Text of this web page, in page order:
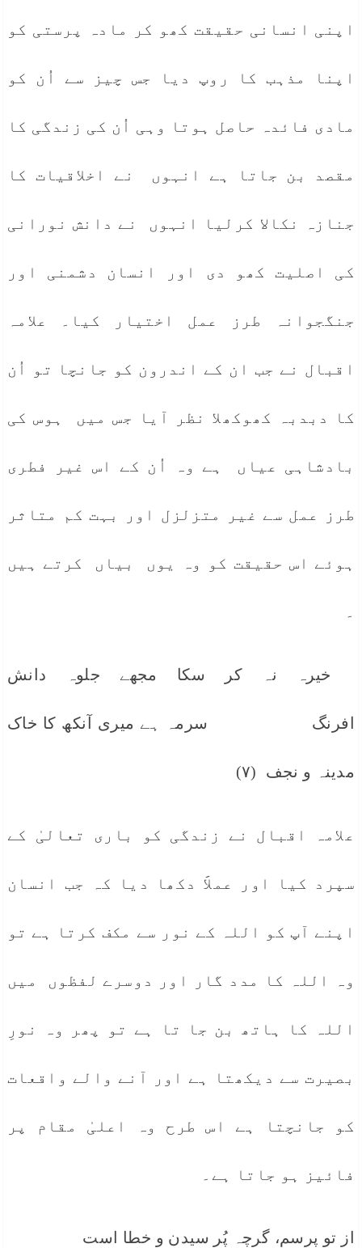
اپنی انسانی حقیقت کھو کر مادہ پرستی کو
اپنا مذہب کا روپ دیا جس چیز سے اُن کو
مادی فائدہ حاصل ہوتا وہی اُن کی زندگی کا
مقصد بن جاتا ہے انہوں نے اخلاقیات کا
جنازہ نکالا کرلیا انہوں نے دانش نورانی
کی اصلیت کھو دی اور انسان دشمنی اور
جنگجوانہ طرز عمل اختیار کیا۔ علامہ
اقبال نے جب ان کے اندرون کو جانچا تو اُن
کا دبدبہ کھوکھلا نظر آیا جس میں ہوس کی
بادشاہی عیاں ہے وہ اُن کے اس غیر فطری
طرز عمل سے غیر متزلزل اور بہت کم متاثر
ہوئے اس حقیقت کو وہ یوں بیاں کرتے ہیں
۔
خیرہ نہ کر سکا مجھے جلوہ دانش
افرنگ سرمہ ہے میری آنکھ کا خاک
مدینہ و نجف (٧)
علامہ اقبال نے زندگی کو باری تعالیٰ کے
سپرد کیا اور عملاََ دکھا دیا کہ جب انسان
اپنے آپ کو اللہ کے نور سے مکف کرتا ہے تو
وہ اللہ کا مدد گار اور دوسرے لفظوں میں
اللہ کا ہاتھ بن جا تا ہے تو پھر وہ نورِ
بصیرت سے دیکھتا ہے اور آنے والے واقعات
کو جانچتا ہے اس طرح وہ اعلیٰ مقام پر
فائیز ہو جاتا ہے۔
از تو پرسم، گرچہ پُر سیدن و خطا است